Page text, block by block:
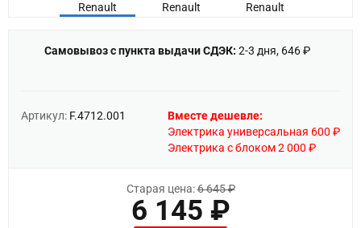
Самовывоз с пункта выдачи СДЭК: 2-3 дня, 646 ₽
Артикул: F.4712.001
Вместе дешевле:
Электрика универсальная 600 ₽
Электрика с блоком 2 000 ₽
Старая цена:6 645 ₽
6 145 ₽